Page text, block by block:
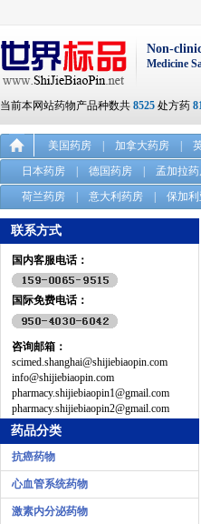
Non-
Medicine
当前本网站药物产品种数共 8525 处方药
美国药房 加拿大药房
日本药房
德国药房 孟加拉
荷兰药房
意大利药房 保加
联系方式
国内客服电话：
国际免费电话：
咨询邮箱：
scimed.shanghai@shijiebiaopin.com
info@shijiebiaopin.com
pharmacy.shijiebiaopin1@gmail.com
pharmacy.shijiebiaopin2@gmail.com
药品分类
抗癌药物
心血管系统药物
激素内分泌药物